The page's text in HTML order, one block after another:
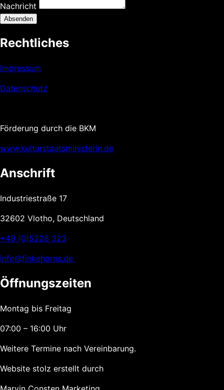
Nachricht
Absenden
Rechtliches
Impressum
Datenschutz
Förderung durch die BKM
www.kulturstaatsministerin.de
Anschrift
Industriestraße 17
32602 Vlotho, Deutschland
+49 (0)5228 323
info@finkehorns.de
Öffnungszeiten
Montag bis Freitag
07:00 – 16:00 Uhr
Weitere Termine nach Vereinbarung.
Website stolz erstellt durch